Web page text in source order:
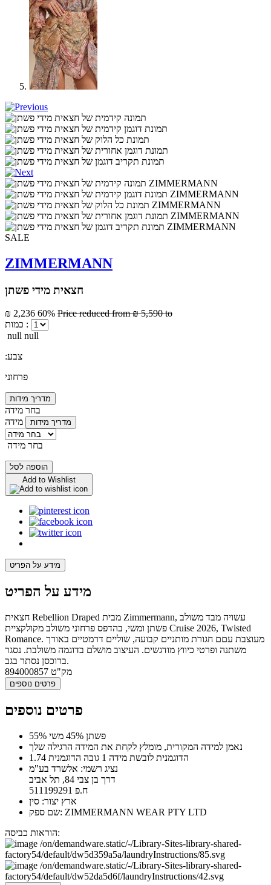
SALE
ZIMMERMANN
חצאית מידי פשתן
₪ 2,236 60% Price reduced from₪ 5,590 to
כמות :
null null
:צבע
פרחוני
מדריך מידות
בחר מידה
מידה
מדריך מידות
בחר מידה
הוספה לסל
Add to Wishlist
מידע על הפריט
מידע על הפריט
חצאית Rebellion Draped מבית Zimmermann, עשויה מבד משולב
פשתן ומשי, בהדפס פרחוני משולב מקולקציית Cruise 2026, Twisted
Romance. מעוצבת עםם חגורת מותניים קבועה, שוליים דרמטיים באורך
משתנה ופרטי כיווץ מודגשים. העיצוב מושלם בדוגמה משולבת. נסגר
ברוכסן נסתר בגב.
מק"ט 894000857
פרטים נוספים
פרטים נוספים
55% פשתן 45% משי
נאמן למידה המקורית, מומלץ לקחת את המידה הרגילה שלך
הדוגמנית לובשת מידה 1 גובה הדוגמנית 1.74
נציג רשמי: אלשרד בע"מ
דרך בן צבי 84, תל אביב
ח.פ 511199291
ארץ יצור: סין
שם ספק: ZIMMERMANN WEAR PTY LTD
הוראות כביסה: